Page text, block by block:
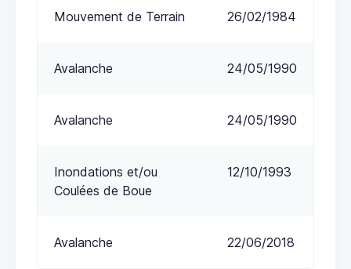
Mouvement de Terrain 26/02/1984
Avalanche 24/05/1990
Avalanche 24/05/1990
Inondations et/ou
Coulées de Boue
12/10/1993
Avalanche 22/06/2018